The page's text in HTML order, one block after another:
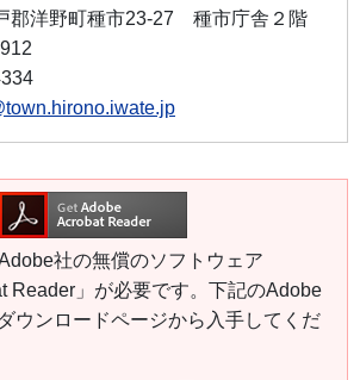
郡洋野町種市23-27 種市庁舎２階
社の無償のソフトウェア
Reader」が必要です。下記のAdobe
ウンロードページから入手してくだ